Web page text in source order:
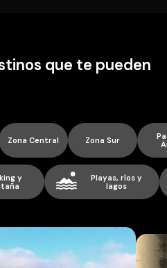
que te pueden
Zona Central Zona Sur
y
Playas, ríos y
lagos